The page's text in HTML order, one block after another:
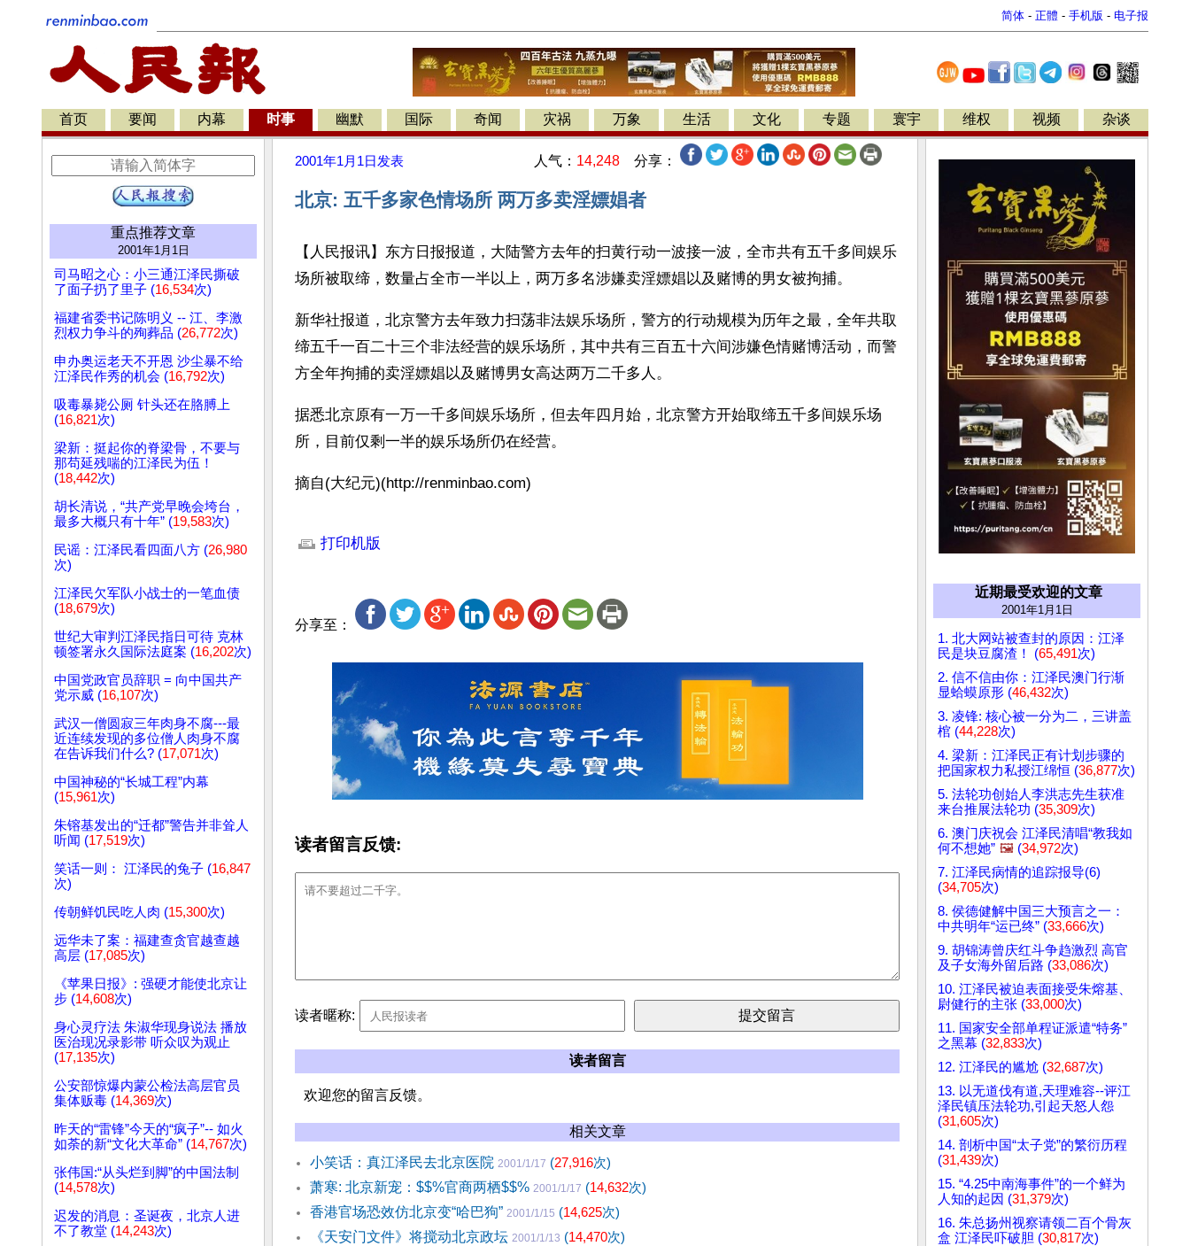
简体 - 正體 - 手机版 - 电子报
首页 要闻 内幕 时事 幽默 国际 奇闻 灾祸 万象 生活 文化 专题 寰宇 维权 视频 杂谈
重点推荐文章
2001年1月1日
司马昭之心：小三通江泽民撕破
了面子扔了里子 (16,534次)
福建省委书记陈明义 -- 江、李激
烈权力争斗的殉葬品 (26,772次)
申办奥运老天不开恩 沙尘暴不给
江泽民作秀的机会 (16,792次)
吸毒暴毙公厕 针头还在胳膊上
(16,821次)
梁新：挺起你的脊梁骨，不要与
那苟延残喘的江泽民为伍！
(18,442次)
胡长清说，“共产党早晚会垮台，
最多大概只有十年” (19,583次)
民谣：江泽民看四面八方 (26,980
次)
江泽民欠军队小战士的一笔血债
(18,679次)
世纪大审判江泽民指日可待 克林
顿签署永久国际法庭案 (16,202次)
中国党政官员辞职 = 向中国共产
党示威 (16,107次)
武汉一僧圆寂三年肉身不腐---最
近连续发现的多位僧人肉身不腐
在告诉我们什么? (17,071次)
中国神秘的“长城工程”内幕
(15,961次)
朱镕基发出的“迁都”警告并非耸人
听闻 (17,519次)
笑话一则： 江泽民的兔子 (16,847
次)
传朝鲜饥民吃人肉 (15,300次)
远华未了案：福建查贪官越查越
高层 (17,085次)
《苹果日报》: 强硬才能使北京让
步 (14,608次)
身心灵疗法 朱淑华现身说法 播放
医治现况录影带 听众叹为观止
(17,135次)
公安部惊爆内蒙公检法高层官员
集体贩毒 (14,369次)
昨天的“雷锋”今天的“疯子”-- 如火
如荼的新“文化大革命” (14,767次)
张伟国:“从头烂到脚”的中国法制
(14,578次)
迟发的消息：圣诞夜，北京人进
不了教堂 (14,243次)
2001年1月1日 发表 人气： 14,248 分享：
北京: 五千多家色情场所 两万多卖淫嫖娼者
【人民报讯】东方日报报道，大陆警方去年的扫黄行动一波接一波，全市共有五千多间娱乐
场所被取缔，数量占全市一半以上，两万多名涉嫌卖淫嫖娼以及赌博的男女被拘捕。
新华社报道，北京警方去年致力扫荡非法娱乐场所，警方的行动规模为历年之最，全年共取
缔五千一百二十三个非法经营的娱乐场所，其中共有三百五十六间涉嫌色情赌博活动，而警
方全年拘捕的卖淫嫖娼以及赌博男女高达两万二千多人。
据悉北京原有一万一千多间娱乐场所，但去年四月始，北京警方开始取缔五千多间娱乐场
所，目前仅剩一半的娱乐场所仍在经营。
摘自(大纪元)(http://renminbao.com)
打印机版
分享至：
读者留言反馈:
读者暱称:
读者留言
欢迎您的留言反馈。
相关文章
小笑话：真江泽民去北京医院 2001/1/17 (27,916次)
萧寒: 北京新宠：$$%官商两栖$$% 2001/1/17 (14,632次)
香港官场恐效仿北京变“哈巴狗” 2001/1/15 (14,625次)
《天安门文件》将搅动北京政坛 2001/1/13 (14,470次)
近期最受欢迎的文章
2001年1月1日
1. 北大网站被查封的原因：江泽
民是块豆腐渣！ (65,491次)
2. 信不信由你：江泽民澳门行渐
显蛤蟆原形 (46,432次)
3. 凌锋: 核心被一分为二，三讲盖
棺 (44,228次)
4. 梁新：江泽民正有计划步骤的
把国家权力私授江绵恒 (36,877次)
5. 法轮功创始人李洪志先生获准
来台推展法轮功 (35,309次)
6. 澳门庆祝会 江泽民清唱“教我如
何不想她” 🖼️ (34,972次)
7. 江泽民病情的追踪报导(6)
(34,705次)
8. 侯德健解中国三大预言之一：
中共明年“运已终” (33,666次)
9. 胡锦涛曾庆红斗争趋激烈 高官
及子女海外留后路 (33,086次)
10. 江泽民被迫表面接受朱熔基、
尉健行的主张 (33,000次)
11. 国家安全部单程证派遣“特务”
之黑幕 (32,833次)
12. 江泽民的尴尬 (32,687次)
13. 以无道伐有道,天理难容--评江
泽民镇压法轮功,引起天怒人怨
(31,605次)
14. 剖析中国“太子党”的繁衍历程
(31,439次)
15. “4.25中南海事件”的一个鲜为
人知的起因 (31,379次)
16. 朱总扬州视察请领二百个骨灰
盒 江泽民吓破胆 (30,817次)